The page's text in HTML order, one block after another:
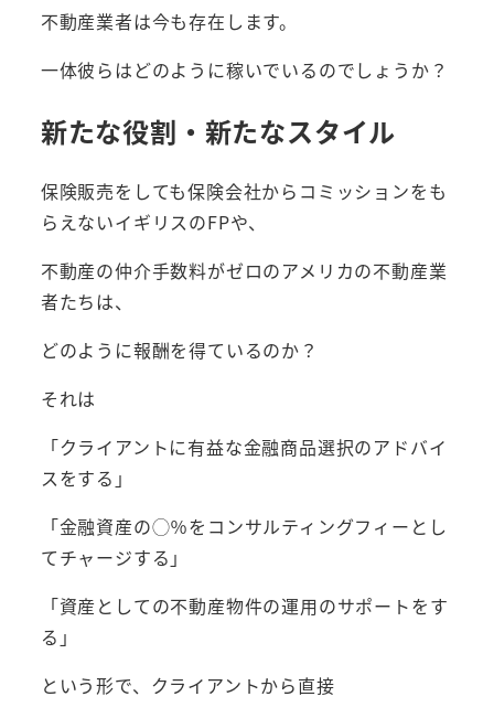
不動産業者は今も存在します。
一体彼らはどのように稼いでいるのでしょうか？
新たな役割・新たなスタイル
保険販売をしても保険会社からコミッションをも
らえないイギリスのFPや、
不動産の仲介手数料がゼロのアメリカの不動産業
者たちは、
どのように報酬を得ているのか？
それは
「クライアントに有益な金融商品選択のアドバイ
スをする」
「金融資産の◯％をコンサルティングフィーとし
てチャージする」
「資産としての不動産物件の運用のサポートをす
る」
という形で、クライアントから直接